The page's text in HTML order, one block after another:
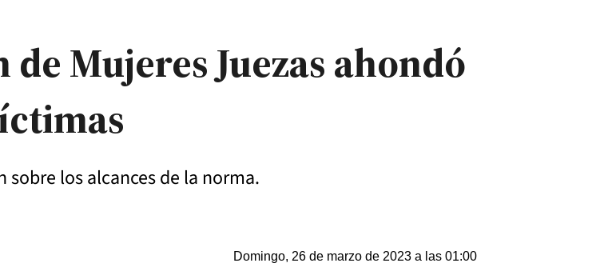
Mujeres Juezas ahondó
sobre los alcances de la norma.
Domingo, 26 de marzo de 2023 a las 01:00